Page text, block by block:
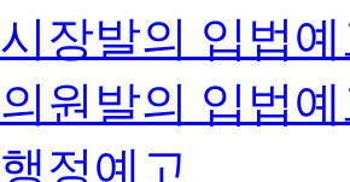
시장발의 입법예
의원발의 입법예
행정예고